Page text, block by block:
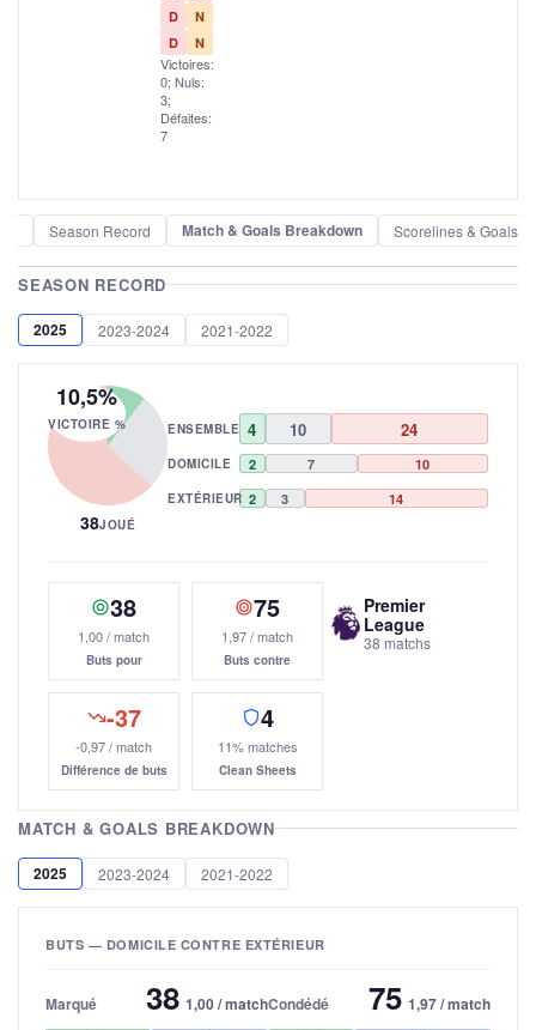
D
N
D
N
Victoires:
0; Nuls:
3;
Défaites:
7
Season Record Match & Goals Breakdown Scorelines & Goals
SEASON RECORD
2025 2023-2024 2021-2022
10,5%
VICTOIRE %
38JOUÉ
ENSEMBLE 4 10 24
DOMICILE 2 7 10
EXTÉRIEUR 2 3 14
38
1,00 / match
Buts pour
75
1,97 / match
Buts contre
-37
-0,97 / match
Différence de buts
4
11% matches
Clean Sheets
Premier
League
38 matchs
MATCH & GOALS BREAKDOWN
2025 2023-2024 2021-2022
BUTS — DOMICILE CONTRE EXTÉRIEUR
Marqué 38 1,00 / matchCondédé 75 1,97 / match